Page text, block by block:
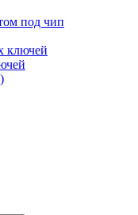
под чип
ключей